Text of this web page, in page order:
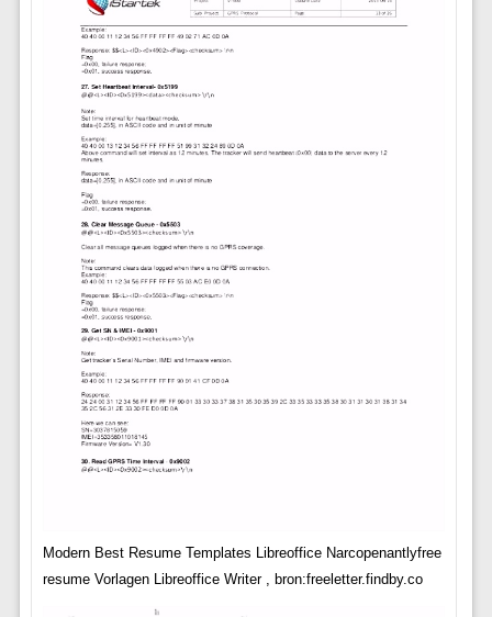
Modern Best Resume Templates Libreoffice Narcopenantlyfree
resume Vorlagen Libreoffice Writer , bron:freeletter.findby.co